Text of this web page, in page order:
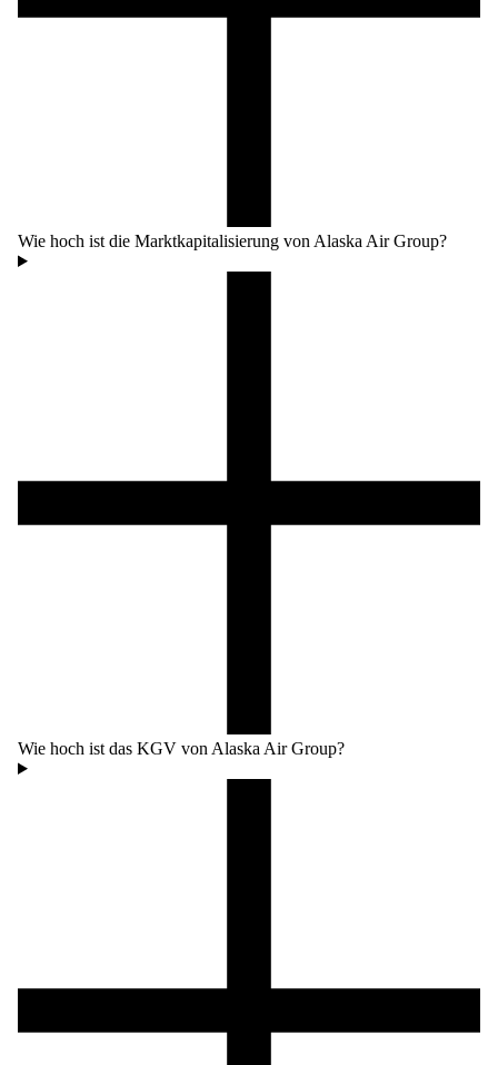
Wie hoch ist die Marktkapitalisierung von Alaska Air Group?
Wie hoch ist das KGV von Alaska Air Group?